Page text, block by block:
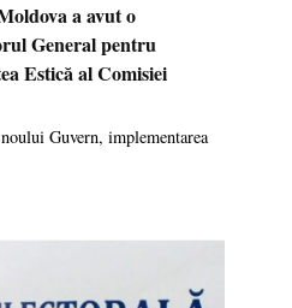
a avut o
General pentru
Estică al Comisiei
Guvern, implementarea